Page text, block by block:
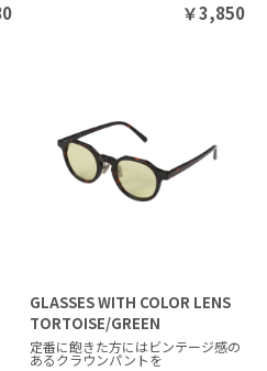
￥3,850
GLASSES WITH COLOR LENS
TORTOISE/GREEN
定番に飽きた方にはビンテージ感の
あるクラウンパントを